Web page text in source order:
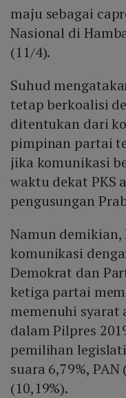
maju sebagai
Nasional di
(11/4).
Suhud
tetap berkoalisi
ditentukan dari
pimpinan partai
jika komunikasi
waktu dekat PKS
pengusungan
Namun demikian,
komunikasi
Demokrat dan
ketiga partai
memenuhi syarat
dalam Pilpres
pemilihan
suara 6,79%,
(10,19%).